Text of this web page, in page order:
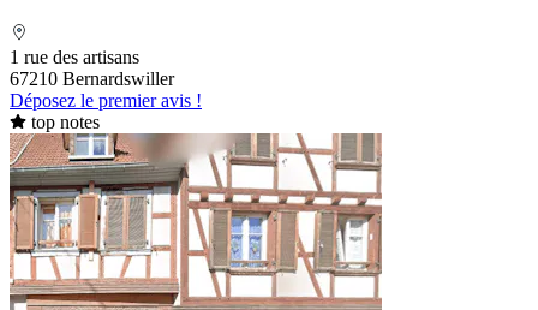
1 rue des artisans
67210 Bernardswiller
Déposez le premier avis !
top notes